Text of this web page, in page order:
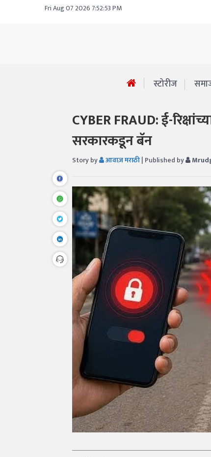
Fri Aug 07 2026 7:52:53 PM
स्टोरीज
CYBER FRAUD: ई-
सरकारकडून बॅन
Story by आवाज़ मराठी| Published by